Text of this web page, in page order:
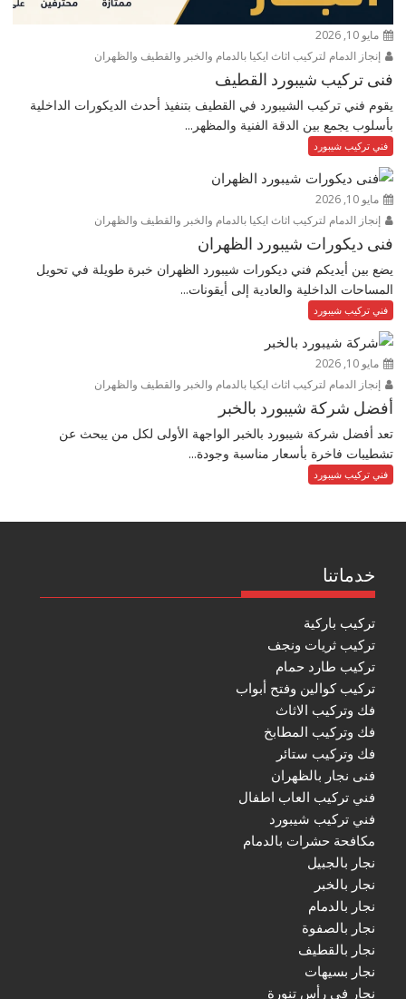
مايو 10, 2026
إنجاز الدمام لتركيب اثاث ايكيا بالدمام والخبر والقطيف والظهران
فنى تركيب شيبورد القطيف
يقوم فني تركيب الشيبورد في القطيف بتنفيذ أحدث الديكورات الداخلية
بأسلوب يجمع بين الدقة الفنية والمظهر...
فني تركيب شيبورد
مايو 10, 2026
إنجاز الدمام لتركيب اثاث ايكيا بالدمام والخبر والقطيف والظهران
فنى ديكورات شيبورد الظهران
يضع بين أيديكم فني ديكورات شيبورد الظهران خبرة طويلة في تحويل
المساحات الداخلية والعادية إلى أيقونات...
فني تركيب شيبورد
مايو 10, 2026
إنجاز الدمام لتركيب اثاث ايكيا بالدمام والخبر والقطيف والظهران
أفضل شركة شيبورد بالخبر
تعد أفضل شركة شيبورد بالخبر الواجهة الأولى لكل من يبحث عن
تشطيبات فاخرة بأسعار مناسبة وجودة...
فني تركيب شيبورد
خدماتنا
تركيب باركية
تركيب ثريات ونجف
تركيب طارد حمام
تركيب كوالين وفتح أبواب
فك وتركيب الاثاث
فك وتركيب المطابخ
فك وتركيب ستائر
فنى نجار بالظهران
فني تركيب العاب اطفال
فني تركيب شيبورد
مكافحة حشرات بالدمام
نجار بالجبيل
نجار بالخبر
نجار بالدمام
نجار بالصفوة
نجار بالقطيف
نجار بسيهات
نجار فى رأس تنورة